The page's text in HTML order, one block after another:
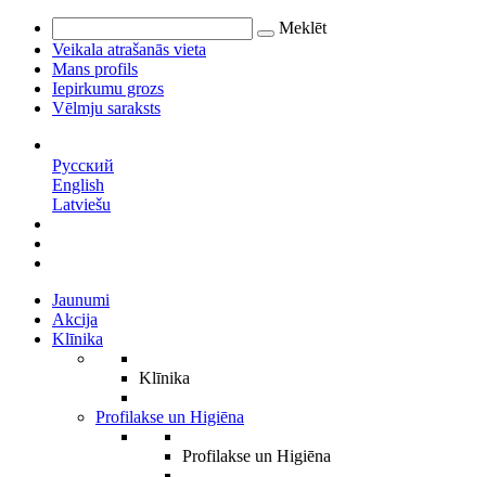
Meklēt
Veikala atrašanās vieta
Mans profils
Iepirkumu grozs
Vēlmju saraksts
Русский
English
Latviešu
Jaunumi
Akcija
Klīnika
Klīnika
Profilakse un Higiēna
Profilakse un Higiēna